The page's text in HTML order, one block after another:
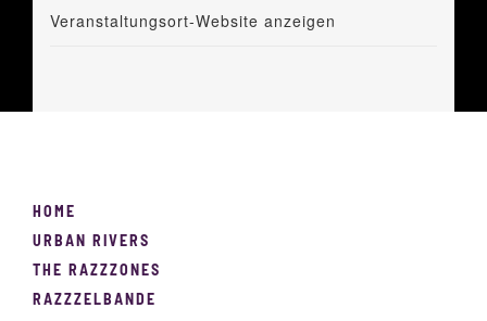
Veranstaltungsort-Website anzeigen
HOME
URBAN RIVERS
THE RAZZZONES
RAZZZELBANDE